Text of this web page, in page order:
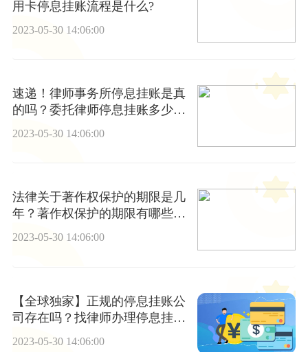
用卡停息挂账流程是什么?
2023-05-30 14:06:00
速递！律师事务所停息挂账是真
的吗？委托律师停息挂账多少
2023-05-30 14:06:00
法律关于著作权保护的期限是几
年？著作权保护的期限有哪些法
律依据？
2023-05-30 14:06:00
【全球独家】正规的停息挂账公
司存在吗？找律师办理停息挂账
2023-05-30 14:06:00